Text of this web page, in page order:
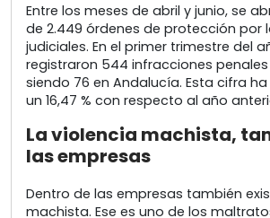
Entre los meses de abril y junio, se
de 2.449 órdenes de protección por
judiciales. En el primer trimestre del
registraron 544 infracciones
siendo 76 en Andalucía. Esta cifra
un 16,47 % con respecto al año
La violencia machista,
las empresas
Dentro de las empresas también
machista. Ese es uno de los